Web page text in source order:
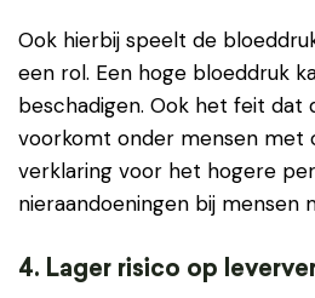
Ook hierbij speelt de
een rol. Een hoge bloeddruk
beschadigen. Ook het feit dat
voorkomt onder mensen met
verklaring voor het hogere
nieraandoeningen bij mensen
4. Lager risico op